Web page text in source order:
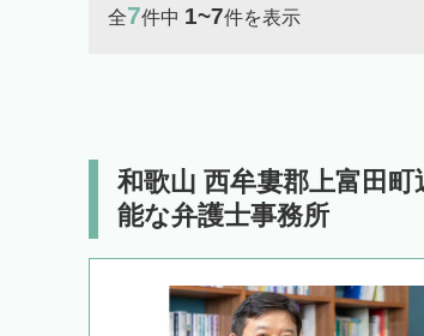
全7件中 1~7件を表示
和歌山 西牟婁郡上富田
能な弁護士事務所